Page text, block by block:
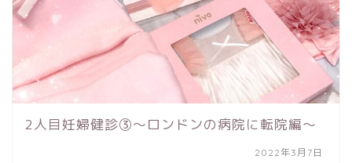
2人目妊婦健診③〜ロンドンの病院に転院編〜
2022年3月7日